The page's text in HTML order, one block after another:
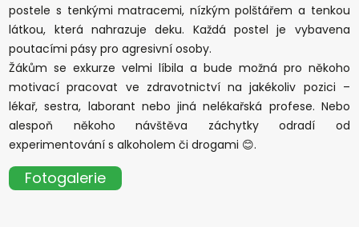
postele s tenkými matracemi, nízkým polštářem a tenkou
látkou, která nahrazuje deku. Každá postel je vybavena
poutacími pásy pro agresivní osoby.
Žákům se exkurze velmi líbila a bude možná pro někoho
motivací pracovat ve zdravotnictví na jakékoliv pozici –
lékař, sestra, laborant nebo jiná nelékařská profese. Nebo
alespoň někoho návštěva záchytky odradí od
experimentování s alkoholem či drogami 😊.
Fotogalerie